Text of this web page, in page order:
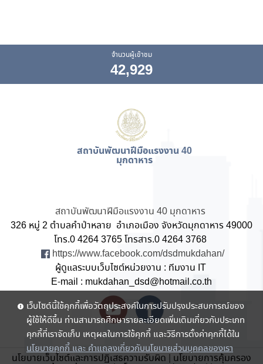
จำนวนผู้เข้าชม
42,929
สถาบันพัฒนาฝีมือแรงงาน 40
มุกดาหาร
สถาบันพัฒนาฝีมือแรงงาน 40 มุกดาหาร
326 หมู่ 2 ตำบลคำป่าหลาย อำเภอเมือง จังหวัดมุกดาหาร 49000
โทร.0 4264 3765 โทรสาร.0 4264 3768
https://www.facebook.com/dsdmukdahan/
ผู้ดูแลระบบเว็บไซต์หน่วยงาน : ทีมงาน IT
E-mail : mukdahan_dsd@hotmail.co.th
นโยบายเว็บไซต์และการปฏิเสธความรับผิด | นโยบายการคุ้มครอง
เว็บไซต์นี้ใช้คุกกี้เพื่อวัตถุประสงค์ในการปรับปรุงประสบการณ์ของ
ผู้ใช้ให้ดีขึ้น ท่านสามารถศึกษารายละเอียดเพิ่มเติมเกี่ยวกับประเภท
คุกกี้ที่เราจัดเก็บ เหตุผลในการใช้คุกกี้ และวิธีการตั้งค่าคุกกี้ได้ใน
นโยบายคุกกี้ และ คำแถลงเกี่ยวกับนโยบายส่วนบุคคลของเรา